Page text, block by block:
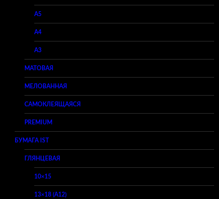
A5
A4
A3
МАТОВАЯ
МЕЛОВАННАЯ
САМОКЛЕЯЩАЯСЯ
PREMIUM
БУМАГА IST
ГЛЯНЦЕВАЯ
10×15
13×18 (A12)